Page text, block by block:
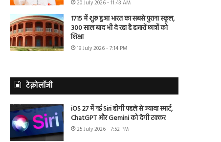
20 July 2026 - 11:43 AM
1715 में शुरू हुआ भारत का सबसे पुराना स्कूल,
300 साल बाद भी दे रहा है हजारों छात्रों को
शिक्षा
19 July 2026 - 7:14 PM
टेक्नोलॉजी
iOS 27 में नई Siri होगी पहले से ज्यादा स्मार्ट,
ChatGPT और Gemini को देगी टक्कर
25 July 2026 - 7:52 PM